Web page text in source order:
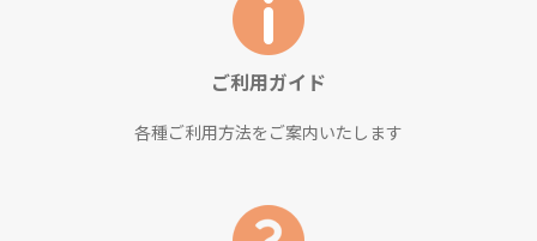
ご利用ガイド
各種ご利用方法をご案内いたします